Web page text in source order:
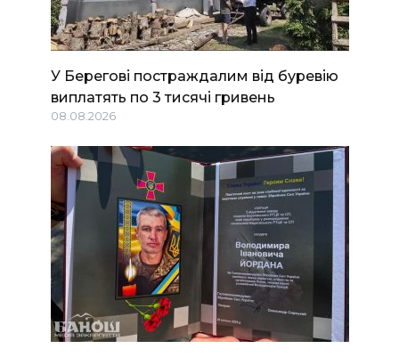
У Берегові постраждалим від буревію
виплатять по 3 тисячі гривень
08.08.2026